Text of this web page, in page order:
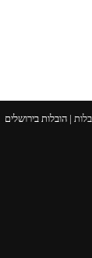
|הובלות בירושלים